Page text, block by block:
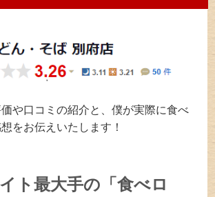
や口コミの紹介と、僕が実際に食べ
をお伝えいたします！
ト最大手の「食べロ